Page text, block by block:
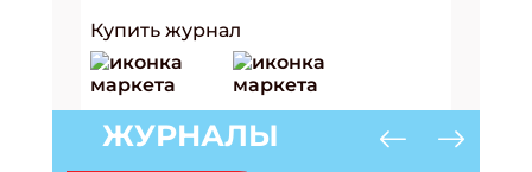
Купить журнал
ЖУРНАЛЫ